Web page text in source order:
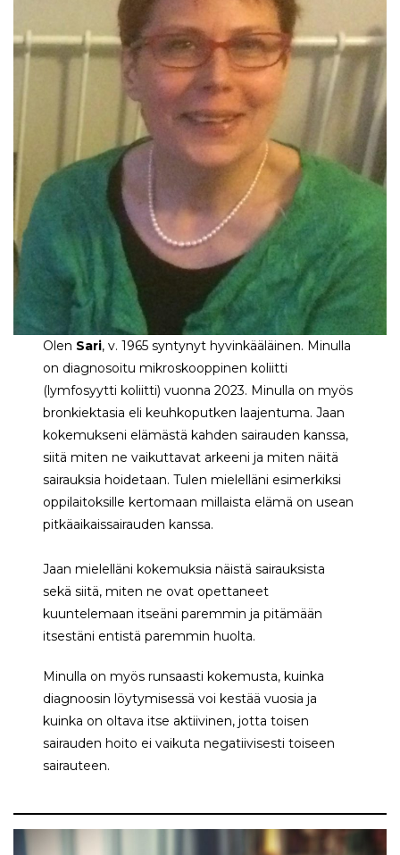
Olen Sari, v. 1965 syntynyt hyvinkääläinen. Minulla
on diagnosoitu mikroskooppinen koliitti
(lymfosyytti koliitti) vuonna 2023. Minulla on myös
bronkiektasia eli keuhkoputken laajentuma. Jaan
kokemukseni elämästä kahden sairauden kanssa,
siitä miten ne vaikuttavat arkeeni ja miten näitä
sairauksia hoidetaan. Tulen mielelläni esimerkiksi
oppilaitoksille kertomaan millaista elämä on usean
pitkäaikaissairauden kanssa.
Jaan mielelläni kokemuksia näistä sairauksista
sekä siitä, miten ne ovat opettaneet
kuuntelemaan itseäni paremmin ja pitämään
itsestäni entistä paremmin huolta.
Minulla on myös runsaasti kokemusta, kuinka
diagnoosin löytymisessä voi kestää vuosia ja
kuinka on oltava itse aktiivinen, jotta toisen
sairauden hoito ei vaikuta negatiivisesti toiseen
sairauteen.